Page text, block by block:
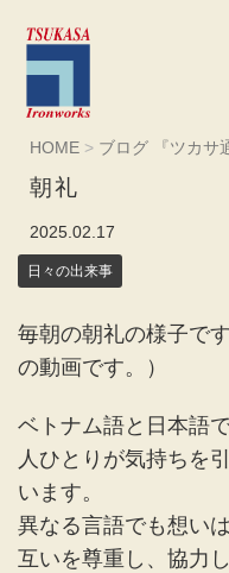
HOME > ブログ 『ツカサ
朝礼
2025.02.17
日々の出来事
毎朝の朝礼の様子で
の動画です。）
ベトナム語と日本語
人ひとりが気持ちを
います。
異なる言語でも想いは
互いを尊重し、協力